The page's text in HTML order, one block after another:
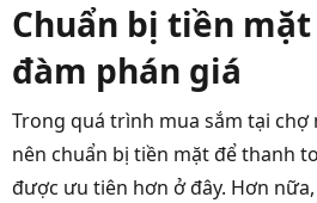
Chuẩn bị tiền
đàm phán giá
Trong quá trình mua sắm tại chợ
nên chuẩn bị tiền mặt để thanh
được ưu tiên hơn ở đây. Hơn